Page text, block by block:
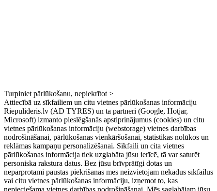
Turpiniet pārlūkošanu, nepiekrītot >
Attiecībā uz sīkfailiem un citu vietnes pārlūkošanas informāciju
Riepulideris.lv (AD TYRES) un tā partneri (Google, Hotjar,
Microsoft) izmanto pieslēgšanās apstiprinājumus (cookies) un citu
vietnes pārlūkošanas informāciju (webstorage) vietnes darbības
nodrošināšanai, pārlūkošanas vienkāršošanai, statistikas nolūkos un
reklāmas kampaņu personalizēšanai. Sīkfaili un cita vietnes
pārlūkošanas informācija tiek uzglabāta jūsu ierīcē, tā var saturēt
personiska rakstura datus. Bez jūsu brīvprātīgi dotas un
nepārprotami paustas piekrišanas mēs neizvietojam nekādus sīkfailus
vai citu vietnes pārlūkošanas informāciju, izņemot to, kas
nepieciešama vietnes darbības nodrošināšanai. Mēs saglabājam jūsu